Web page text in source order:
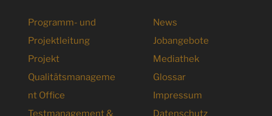
Programm- und
Projektleitung
Projekt
Qualitätsmanageme
nt Office
Testmanagement &
News
Jobangebote
Mediathek
Glossar
Impressum
Datenschutz